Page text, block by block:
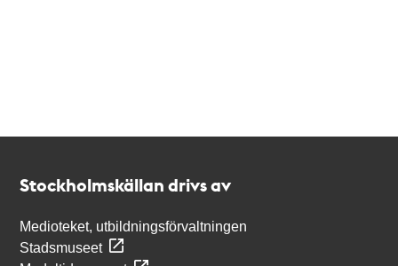
Stockholmskällan drivs av
Medioteket, utbildningsförvaltningen
Stadsmuseet